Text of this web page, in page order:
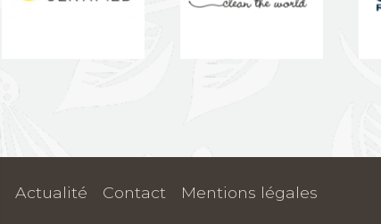
Actualité Contact Mentions légales